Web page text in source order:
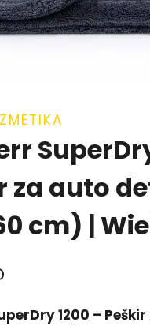
za auto
cm) |
1200 –